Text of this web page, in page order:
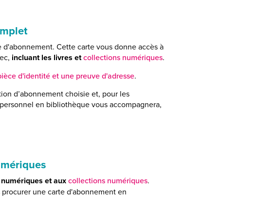
Cette carte vous donne accès à
incluant les livres etcollections numériques.
d'identité et une preuve d'adresse.
d’abonnement choisie et, pour les
en bibliothèque vous accompagnera,
et auxcollections numériques.
une carte d'abonnement en